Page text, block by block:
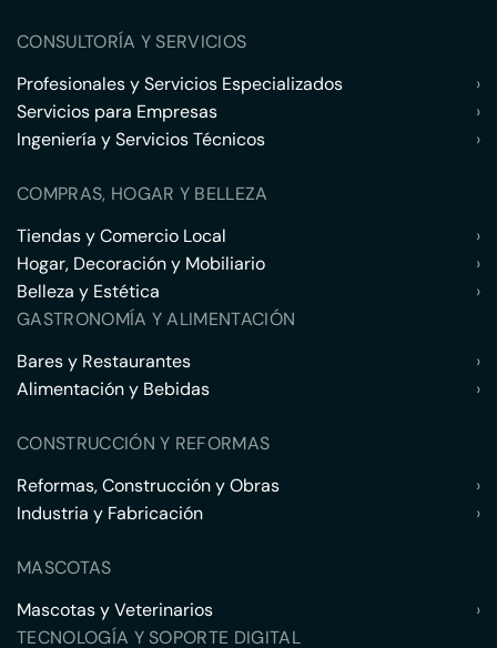
CONSULTORÍA Y SERVICIOS
Profesionales y Servicios Especializados
›
Servicios para Empresas
›
Ingeniería y Servicios Técnicos
›
COMPRAS, HOGAR Y BELLEZA
Tiendas y Comercio Local
›
Hogar, Decoración y Mobiliario
›
Belleza y Estética
›
GASTRONOMÍA Y ALIMENTACIÓN
Bares y Restaurantes
›
Alimentación y Bebidas
›
CONSTRUCCIÓN Y REFORMAS
Reformas, Construcción y Obras
›
Industria y Fabricación
›
MASCOTAS
Mascotas y Veterinarios
›
TECNOLOGÍA Y SOPORTE DIGITAL